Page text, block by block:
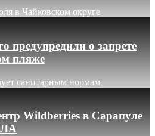
в Чайковском округе
предупредили о запрете
пляже
санитарным нормам
Wildberries в Сарапуле